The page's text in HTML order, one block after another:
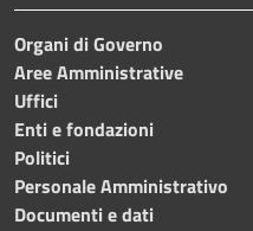
Organi di Governo
Aree Amministrative
Uffici
Enti e fondazioni
Politici
Personale Amministrativo
Documenti e dati